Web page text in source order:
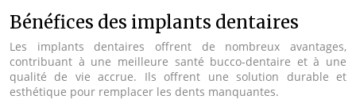
Bénéfices des implants dentaires
Les implants dentaires offrent de nombreux avantages,
contribuant à une meilleure santé bucco-dentaire et à une
qualité de vie accrue. Ils offrent une solution durable et
esthétique pour remplacer les dents manquantes.